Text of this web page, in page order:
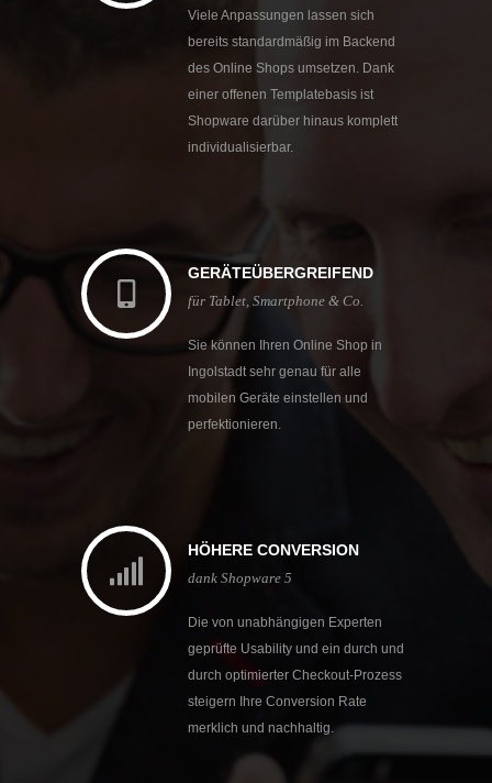
Viele Anpassungen lassen sich
bereits standardmäßig im Backend
des Online Shops umsetzen. Dank
einer offenen Templatebasis ist
Shopware darüber hinaus komplett
individualisierbar.
GERÄTEÜBERGREIFEND
für Tablet, Smartphone & Co.
Sie können Ihren Online Shop in
Ingolstadt sehr genau für alle
mobilen Geräte einstellen und
perfektionieren.
HÖHERE CONVERSION
dank Shopware 5
Die von unabhängigen Experten
geprüfte Usability und ein durch und
durch optimierter Checkout-Prozess
steigern Ihre Conversion Rate
merklich und nachhaltig.